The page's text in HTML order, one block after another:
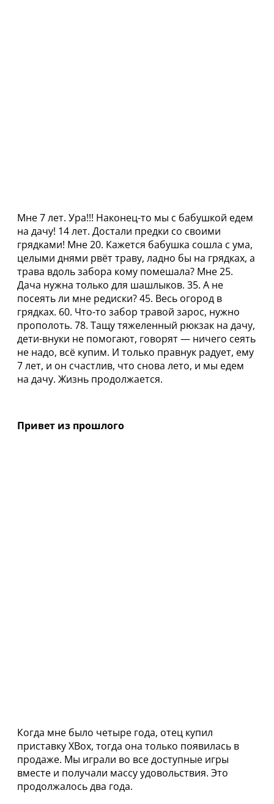
Мне 7 лет. Ура!!! Наконец-то мы с бабушкой едем
на дачу! 14 лет. Достали предки со своими
грядками! Мне 20. Кажется бабушка сошла с ума,
целыми днями рвёт траву, ладно бы на грядках, а
трава вдоль забора кому помешала? Мне 25.
Дача нужна только для шашлыков. 35. А не
посеять ли мне редиски? 45. Весь огород в
грядках. 60. Что-то забор травой зарос, нужно
прополоть. 78. Тащу тяжеленный рюкзак на дачу,
дети-внуки не помогают, говорят — ничего сеять
не надо, всё купим. И только правнук радует, ему
7 лет, и он счастлив, что снова лето, и мы едем
на дачу. Жизнь продолжается.
Привет из прошлого
Когда мне было четыре года, отец купил
приставку XBox, тогда она только появилась в
продаже. Мы играли во все доступные игры
вместе и получали массу удовольствия. Это
продолжалось два года.